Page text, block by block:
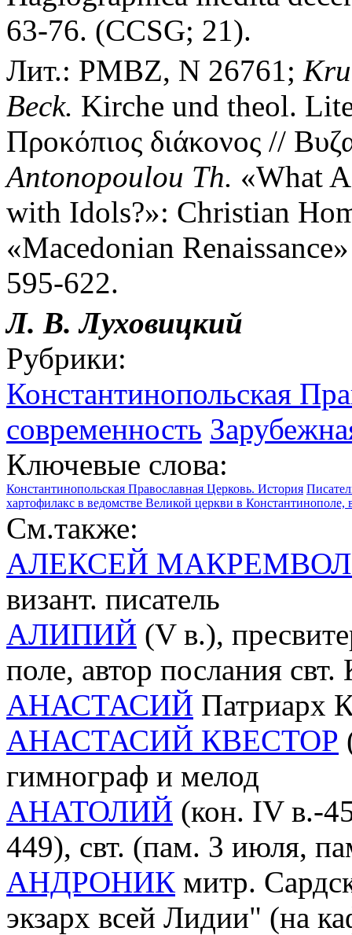
63-76. (CCSG; 21).
Лит.: PMBZ, N 26761;
Beck. Kirche und theol.
Προκόπιος διάκονος //
Antonopoulou Th. «What
with Idols?»: Christian
«Macedonian
595-622.
Л. В. Луховицкий
Рубрики:
Константинопольская
современность
Ключевые слова:
Константинопольская Православная Церковь. История
хартофилакс в ведомстве Великой церкви в Константинополе,
См.также:
АЛЕКСЕЙ
визант. писатель
АЛИПИЙ (V в.),
поле, автор послания
АНАСТАСИЙ Патриарх
АНАСТАСИЙ КВЕСТОР
гимнограф и мелод
АНАТОЛИЙ (кон. IV в.-
449), свт. (пам. 3 июля,
АНДРОНИК митр.
экзарх всей Лидии" (на